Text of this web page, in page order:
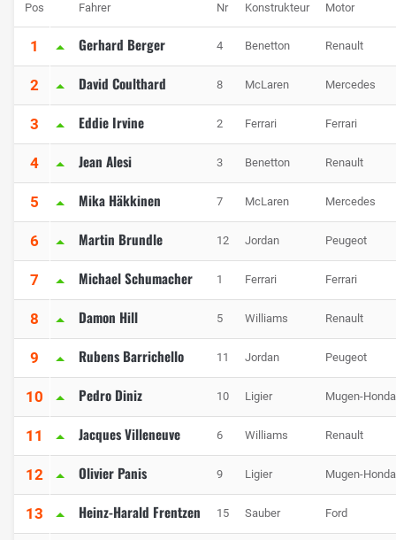
Pos Fahrer Nr Konstrukteur Motor
1 Gerhard Berger 4 Benetton Renault
2 David Coulthard 8 McLaren Mercedes
3 Eddie Irvine 2 Ferrari Ferrari
4 Jean Alesi 3 Benetton Renault
5 Mika Häkkinen 7 McLaren Mercedes
6 Martin Brundle 12 Jordan Peugeot
7 Michael Schumacher 1 Ferrari Ferrari
8 Damon Hill 5 Williams Renault
9 Rubens Barrichello 11 Jordan Peugeot
10 Pedro Diniz 10 Ligier Mugen-Honda
11 Jacques Villeneuve 6 Williams Renault
12 Olivier Panis 9 Ligier Mugen-Honda
13 Heinz-Harald Frentzen 15 Sauber Ford